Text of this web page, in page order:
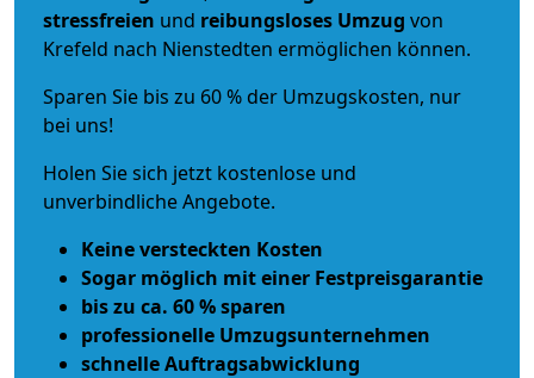
stressfreien und reibungsloses Umzug von
Krefeld nach Nienstedten ermöglichen können.
Sparen Sie bis zu 60 % der Umzugskosten, nur
bei uns!
Holen Sie sich jetzt kostenlose und
unverbindliche Angebote.
Keine versteckten Kosten
Sogar möglich mit einer Festpreisgarantie
bis zu ca. 60 % sparen
professionelle Umzugsunternehmen
schnelle Auftragsabwicklung